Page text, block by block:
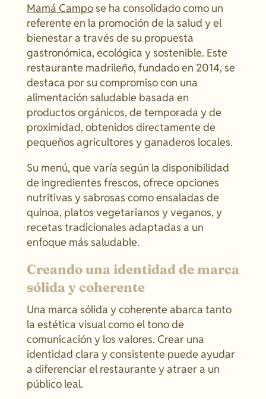
Mamá Campose ha consolidado como un
referente en la promoción de la salud y el
bienestar a través de su propuesta
gastronómica, ecológica y sostenible. Este
restaurante madrileño, fundado en 2014, se
destaca por su compromiso con una
alimentación saludable basada en
productos orgánicos, de temporada y de
proximidad, obtenidos directamente de
pequeños agricultores y ganaderos locales.
Su menú, que varía según la disponibilidad
de ingredientes frescos, ofrece opciones
nutritivas y sabrosas como ensaladas de
quinoa, platos vegetarianos y veganos, y
recetas tradicionales adaptadas a un
enfoque más saludable.
Creando una identidad de marca
sólida y coherente
Una marca sólida y coherente abarca tanto
la estética visual como el tono de
comunicación y los valores. Crear una
identidad clara y consistente puede ayudar
a diferenciar el restaurante y atraer a un
público leal.